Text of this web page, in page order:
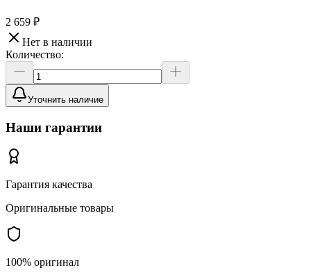
2 659 ₽
Нет в наличии
Количество:
Уточнить наличие
Наши гарантии
Гарантия качества
Оригинальные товары
100% оригинал